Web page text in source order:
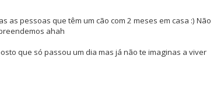
as pessoas que têm um cão com 2 meses em casa :) Não
ahah
que só passou um dia mas já não te imaginas a viver